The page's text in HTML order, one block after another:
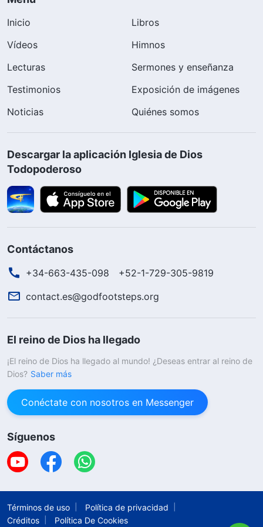
Inicio
Libros
Vídeos
Himnos
Lecturas
Sermones y enseñanza
Testimonios
Exposición de imágenes
Noticias
Quiénes somos
Descargar la aplicación Iglesia de Dios
Todopoderoso
Contáctanos
+34-663-435-098
+52-1-729-305-9819
contact.es@godfootsteps.org
El reino de Dios ha llegado
¡El reino de Dios ha llegado al mundo! ¿Deseas entrar al reino de
Dios? Saber más
Conéctate con nosotros en Messenger
Síguenos
Términos de uso
Política de privacidad
Créditos
Política De Cookies